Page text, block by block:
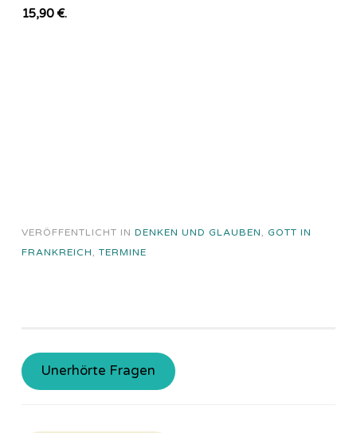
15,90 €.
VERÖFFENTLICHT IN DENKEN UND GLAUBEN, GOTT IN
FRANKREICH, TERMINE
Unerhörte Fragen